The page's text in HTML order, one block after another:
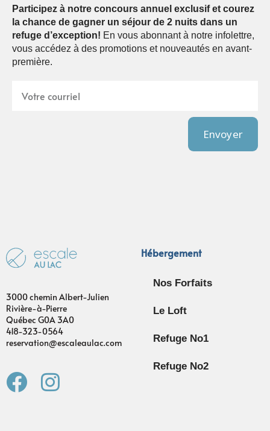
Participez à notre concours annuel exclusif et courez
la chance de gagner un séjour de 2 nuits dans un
refuge d’exception! En vous abonnant à notre infolettre,
vous accédez à des promotions et nouveautés en avant-
première.
Envoyer
3000 chemin Albert-Julien
Rivière-à-Pierre
Québec G0A 3A0
418-323-0564
reservation@escaleaulac.com
Hébergement
Nos Forfaits
Le Loft
Refuge No1
Refuge No2